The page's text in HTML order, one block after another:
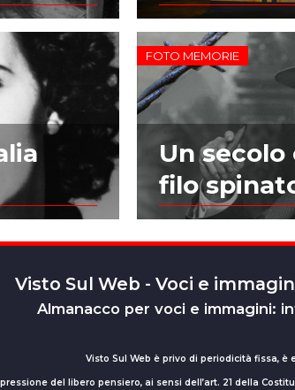
FOTO MEMORIE
Un secolo
filo
Visto Sul Web - Voci e
Almanacco per voci e immagini:
Visto Sul Web è privo di periodicità fissa,
del libero pensiero, ai sensi dell’art. 21 della